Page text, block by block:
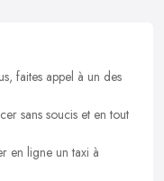
faites appel à un des
sans soucis et en tout
en ligne un taxi à